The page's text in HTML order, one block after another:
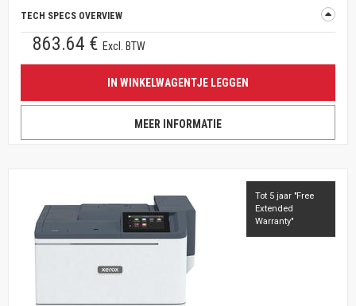
TECH SPECS OVERVIEW
863.64 € Excl. BTW
IN WINKELWAGENTJE LEGGEN
MEER INFORMATIE
Tot 5 jaar "Free
Extended
Warranty"